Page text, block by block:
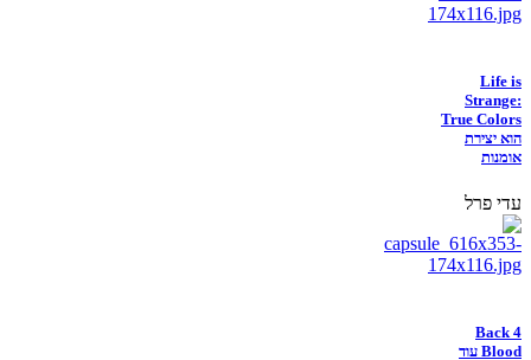
Life is
Strange:
True Colors
הוא יצירת
אומנות
עדי פרל
Back 4
Blood עוד